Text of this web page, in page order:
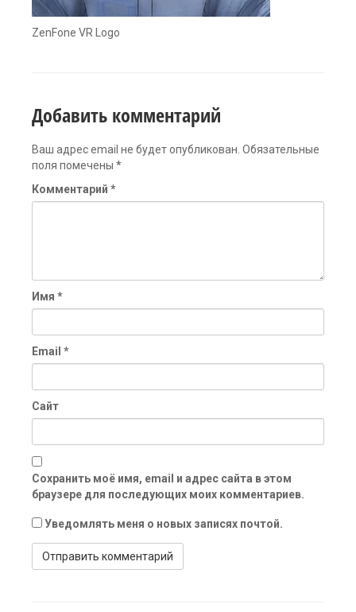
ZenFone VR Logo
Добавить комментарий
Ваш адрес email не будет опубликован. Обязательные
поля помечены *
Комментарий *
Имя *
Email *
Сайт
Сохранить моё имя, email и адрес сайта в этом
браузере для последующих моих комментариев.
Уведомлять меня о новых записях почтой.